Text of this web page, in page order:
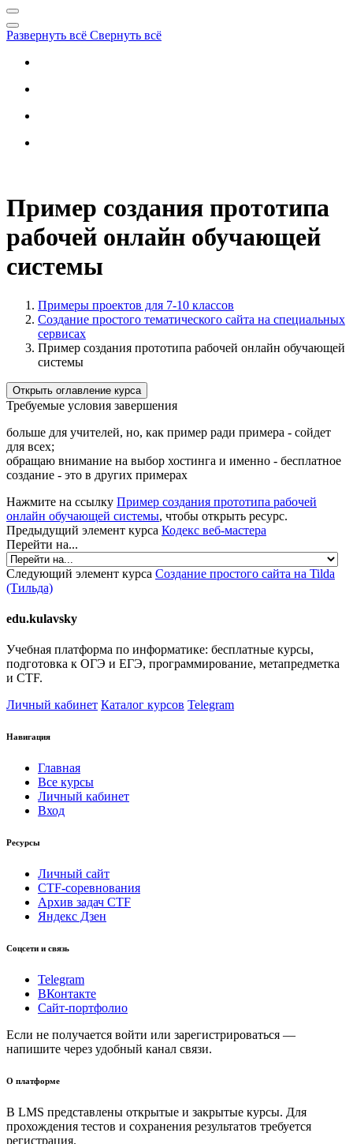
Развернуть всё Свернуть всё
Пример создания прототипа
рабочей онлайн обучающей
системы
Примеры проектов для 7-10 классов
Создание простого тематического сайта на специальных
сервисах
Пример создания прототипа рабочей онлайн обучающей
системы
Открыть оглавление курса
Требуемые условия завершения
больше для учителей, но, как пример ради примера - сойдет
для всех;
обращаю внимание на выбор хостинга и именно - бесплатное
создание - это в других примерах
Нажмите на ссылку Пример создания прототипа рабочей
онлайн обучающей системы, чтобы открыть ресурс.
Предыдущий элемент курса Кодекс веб-мастера
Перейти на...
Следующий элемент курса Создание простого сайта на Tilda
(Тильда)
edu.kulavsky
Учебная платформа по информатике: бесплатные курсы,
подготовка к ОГЭ и ЕГЭ, программирование, метапредметка
и CTF.
Личный кабинет Каталог курсов Telegram
Навигация
Главная
Все курсы
Личный кабинет
Вход
Ресурсы
Личный сайт
CTF-соревнования
Архив задач CTF
Яндекс Дзен
Соцсети и связь
Telegram
ВКонтакте
Сайт-портфолио
Если не получается войти или зарегистрироваться —
напишите через удобный канал связи.
О платформе
В LMS представлены открытые и закрытые курсы. Для
прохождения тестов и сохранения результатов требуется
регистрация.